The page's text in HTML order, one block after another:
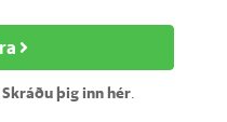
Skráðu þig inn hér.